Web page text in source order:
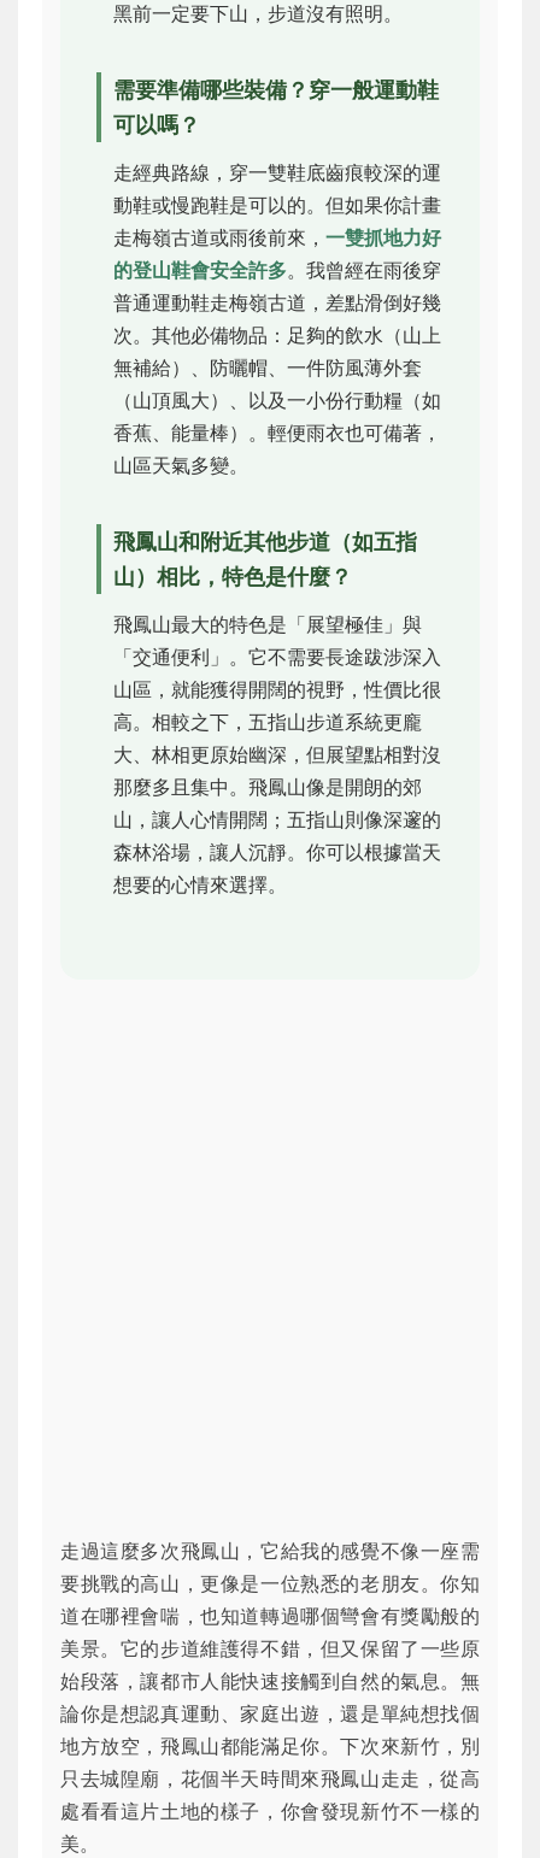
黑前一定要下山，步道沒有照明。
需要準備哪些裝備？穿一般運動鞋
可以嗎？
走經典路線，穿一雙鞋底齒痕較深的運
動鞋或慢跑鞋是可以的。但如果你計畫
走梅嶺古道或雨後前來， 一雙抓地力好
的登山鞋會安全許多。我曾經在雨後穿
普通運動鞋走梅嶺古道，差點滑倒好幾
次。其他必備物品：足夠的飲水（山上
無補給）、防曬帽、一件防風薄外套
（山頂風大）、以及一小份行動糧（如
香蕉、能量棒）。輕便雨衣也可備著，
山區天氣多變。
飛鳳山和附近其他步道（如五指
山）相比，特色是什麼？
飛鳳山最大的特色是「展望極佳」與
「交通便利」。它不需要長途跋涉深入
山區，就能獲得開闊的視野，性價比很
高。相較之下，五指山步道系統更龐
大、林相更原始幽深，但展望點相對沒
那麼多且集中。飛鳳山像是開朗的郊
山，讓人心情開闊；五指山則像深邃的
森林浴場，讓人沉靜。你可以根據當天
想要的心情來選擇。
走過這麼多次飛鳳山，它給我的感覺不像一座需
要挑戰的高山，更像是一位熟悉的老朋友。你知
道在哪裡會喘，也知道轉過哪個彎會有獎勵般的
美景。它的步道維護得不錯，但又保留了一些原
始段落，讓都市人能快速接觸到自然的氣息。無
論你是想認真運動、家庭出遊，還是單純想找個
地方放空，飛鳳山都能滿足你。下次來新竹，別
只去城隍廟，花個半天時間來飛鳳山走走，從高
處看看這片土地的樣子，你會發現新竹不一樣的
美。